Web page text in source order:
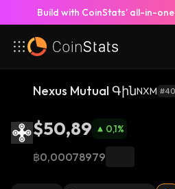
Build with CoinStats’ all-in-one
Nexus Mutual ԳինNXM
$50,89 0,1%
฿0,00078979